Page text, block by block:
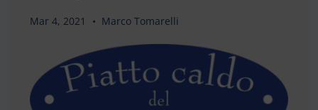
Mar 4, 2021 Marco Tomarelli